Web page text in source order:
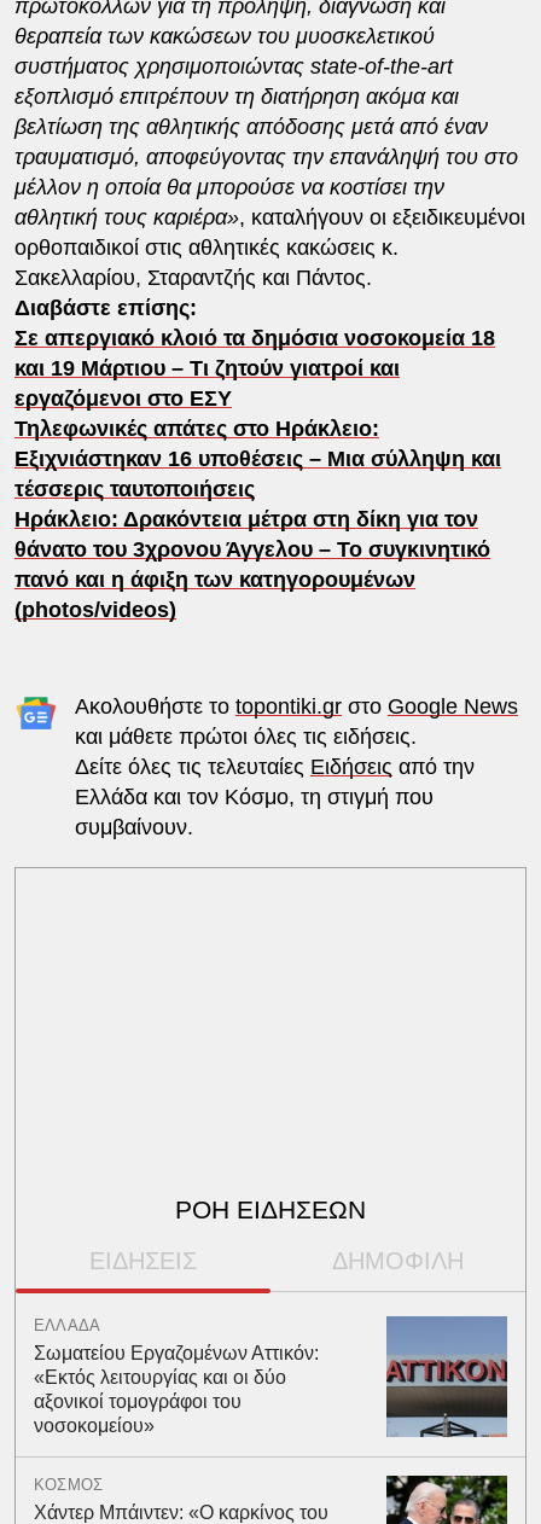
πρωτοκόλλων για τη πρόληψη, διάγνωση και
θεραπεία των κακώσεων του μυοσκελετικού
συστήματος χρησιμοποιώντας state-of-the-art
εξοπλισμό επιτρέπουν τη διατήρηση ακόμα και
βελτίωση της αθλητικής απόδοσης μετά από έναν
τραυματισμό, αποφεύγοντας την επανάληψή του στο
μέλλον η οποία θα μπορούσε να κοστίσει την
αθλητική τους καριέρα», καταλήγουν οι εξειδικευμένοι
ορθοπαιδικοί στις αθλητικές κακώσεις κ.
Σακελλαρίου, Σταραντζής και Πάντος.
Διαβάστε επίσης:
Σε απεργιακό κλοιό τα δημόσια νοσοκομεία 18
και 19 Μάρτιου – Τι ζητούν γιατροί και
εργαζόμενοι στο ΕΣΥ
Τηλεφωνικές απάτες στο Ηράκλειο:
Εξιχνιάστηκαν 16 υποθέσεις – Μια σύλληψη και
τέσσερις ταυτοποιήσεις
Ηράκλειο: Δρακόντεια μέτρα στη δίκη για τον
θάνατο του 3χρονου Άγγελου – Το συγκινητικό
πανό και η άφιξη των κατηγορουμένων
(photos/videos)
Ακολουθήστε το topontiki.grστο Google News
και μάθετε πρώτοι όλες τις ειδήσεις.
Δείτε όλες τις τελευταίες Ειδήσεις από την
Ελλάδα και τον Κόσμο, τη στιγμή που
συμβαίνουν.
ΡΟΗ ΕΙΔΗΣΕΩΝ
ΕΙΔΗΣΕΙΣ ΔΗΜΟΦΙΛΗ
ΕΛΛΑΔΑ
Σωματείου Εργαζομένων Αττικόν:
«Εκτός λειτουργίας και οι δύο
αξονικοί τομογράφοι του
νοσοκομείου»
ΚΟΣΜΟΣ
Χάντερ Μπάιντεν: «Ο καρκίνος του